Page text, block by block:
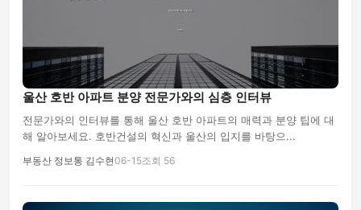
울산 호반 아파트 분양 전문가와의 심층 인터뷰
전문가와의 인터뷰를 통해 울산 호반 아파트의 매력과 분양 팁에 대
해 알아보세요. 호반건설의 혁신과 울산의 입지를 바탕으...
부동산 정보통 김수현06-15조회 56